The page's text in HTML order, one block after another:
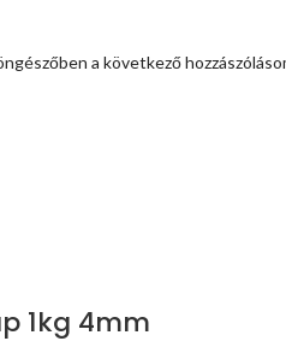
a következő
1kg 4mm